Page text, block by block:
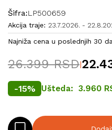
Šifra:LP500659
Akcija traje: 23.7.2026. -
Najniža cena u poslednjih 30
26.399 RSD|
-15% Ušteda: 3.960